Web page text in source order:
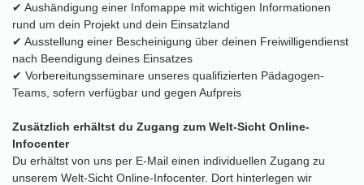
✔ Aushändigung einer Infomappe mit wichtigen Informationen
rund um dein Projekt und dein Einsatzland
✔ Ausstellung einer Bescheinigung über deinen Freiwilligendienst
nach Beendigung deines Einsatzes
✔ Vorbereitungsseminare unseres qualifizierten Pädagogen-
Teams, sofern verfügbar und gegen Aufpreis
Zusätzlich erhältst du Zugang zum Welt-Sicht Online-
Infocenter
Du erhältst von uns per E-Mail einen individuellen Zugang zu
unserem Welt-Sicht Online-Infocenter. Dort hinterlegen wir